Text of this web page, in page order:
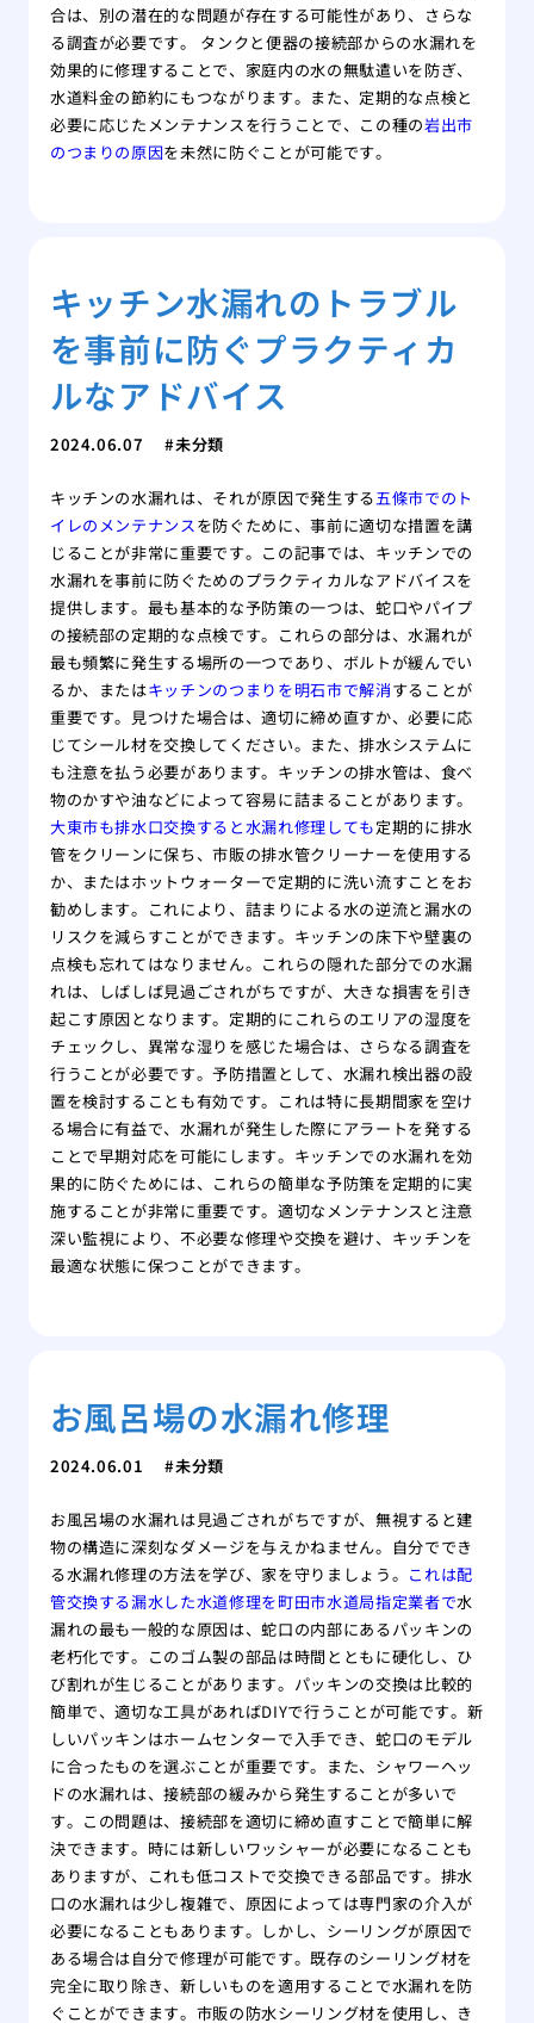
合は、別の潜在的な問題が存在する可能性があり、さらな
る調査が必要です。 タンクと便器の接続部からの水漏れを
効果的に修理することで、家庭内の水の無駄遣いを防ぎ、
水道料金の節約にもつながります。また、定期的な点検と
必要に応じたメンテナンスを行うことで、この種の岩出市
のつまりの原因を未然に防ぐことが可能です。
キッチン水漏れのトラブル
を事前に防ぐプラクティカ
ルなアドバイス
2024.06.07 未分類
キッチンの水漏れは、それが原因で発生する五條市でのト
イレのメンテナンスを防ぐために、事前に適切な措置を講
じることが非常に重要です。この記事では、キッチンでの
水漏れを事前に防ぐためのプラクティカルなアドバイスを
提供します。最も基本的な予防策の一つは、蛇口やパイプ
の接続部の定期的な点検です。これらの部分は、水漏れが
最も頻繁に発生する場所の一つであり、ボルトが緩んでい
るか、またはキッチンのつまりを明石市で解消することが
重要です。見つけた場合は、適切に締め直すか、必要に応
じてシール材を交換してください。また、排水システムに
も注意を払う必要があります。キッチンの排水管は、食べ
物のかすや油などによって容易に詰まることがあります。
大東市も排水口交換すると水漏れ修理しても定期的に排水
管をクリーンに保ち、市販の排水管クリーナーを使用する
か、またはホットウォーターで定期的に洗い流すことをお
勧めします。これにより、詰まりによる水の逆流と漏水の
リスクを減らすことができます。キッチンの床下や壁裏の
点検も忘れてはなりません。これらの隠れた部分での水漏
れは、しばしば見過ごされがちですが、大きな損害を引き
起こす原因となります。定期的にこれらのエリアの湿度を
チェックし、異常な湿りを感じた場合は、さらなる調査を
行うことが必要です。予防措置として、水漏れ検出器の設
置を検討することも有効です。これは特に長期間家を空け
る場合に有益で、水漏れが発生した際にアラートを発する
ことで早期対応を可能にします。キッチンでの水漏れを効
果的に防ぐためには、これらの簡単な予防策を定期的に実
施することが非常に重要です。適切なメンテナンスと注意
深い監視により、不必要な修理や交換を避け、キッチンを
最適な状態に保つことができます。
お風呂場の水漏れ修理
2024.06.01 未分類
お風呂場の水漏れは見過ごされがちですが、無視すると建
物の構造に深刻なダメージを与えかねません。自分ででき
る水漏れ修理の方法を学び、家を守りましょう。 これは配
管交換する漏水した水道修理を町田市水道局指定業者で水
漏れの最も一般的な原因は、蛇口の内部にあるパッキンの
老朽化です。このゴム製の部品は時間とともに硬化し、ひ
び割れが生じることがあります。パッキンの交換は比較的
簡単で、適切な工具があればDIYで行うことが可能です。新
しいパッキンはホームセンターで入手でき、蛇口のモデル
に合ったものを選ぶことが重要です。また、シャワーヘッ
ドの水漏れは、接続部の緩みから発生することが多いで
す。この問題は、接続部を適切に締め直すことで簡単に解
決できます。時には新しいワッシャーが必要になることも
ありますが、これも低コストで交換できる部品です。排水
口の水漏れは少し複雑で、原因によっては専門家の介入が
必要になることもあります。しかし、シーリングが原因で
ある場合は自分で修理が可能です。既存のシーリング材を
完全に取り除き、新しいものを適用することで水漏れを防
ぐことができます。市販の防水シーリング材を使用し、き